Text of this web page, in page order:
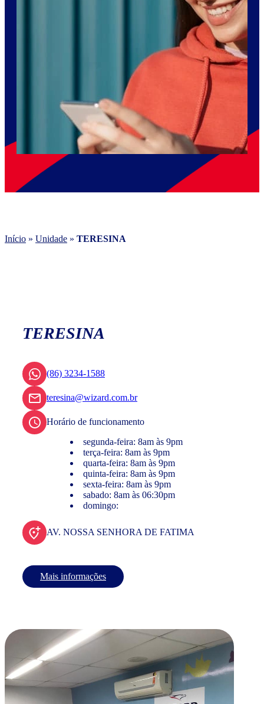
Início » Unidade » TERESINA
TERESINA
(86) 3234-1588
teresina@wizard.com.br
Horário de funcionamento
segunda-feira: 8am às 9pm
terça-feira: 8am às 9pm
quarta-feira: 8am às 9pm
quinta-feira: 8am às 9pm
sexta-feira: 8am às 9pm
sabado: 8am às 06:30pm
domingo:
AV. NOSSA SENHORA DE FATIMA
Mais informações